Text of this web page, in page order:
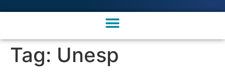
Tag: Unesp